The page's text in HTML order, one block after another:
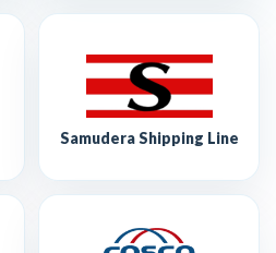
Samudera Shipping Line